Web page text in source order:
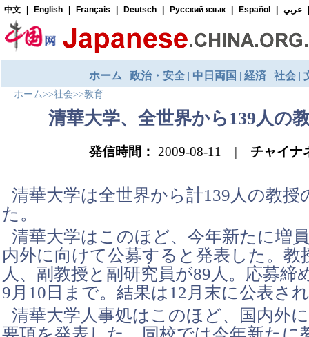
ホーム>>社会>>教育
清華大学、全世界から139人の
発信時間： 2009-08-11 | チャイナ
清華大学は全世界から計139人の教授
た。
清華大学はこのほど、今年新たに増
内外に向けて公募すると発表した。教
人、副教授と副研究員が89人。応募締
9月10日まで。結果は12月末に公表さ
清華大学人事処はこのほど、国内外